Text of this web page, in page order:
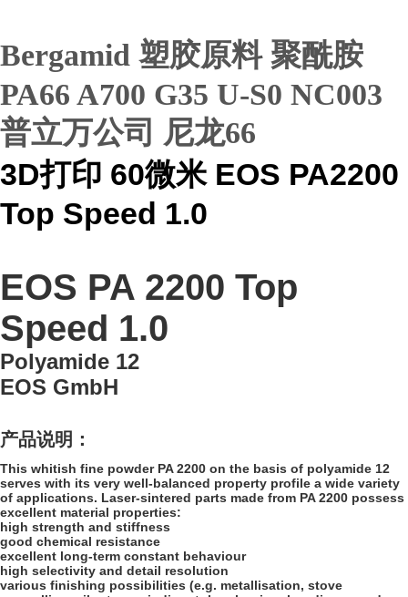
Bergamid 塑胶原料 聚酰胺
PA66 A700 G35 U-S0 NC003
普立万公司 尼龙66
3D打印 60微米 EOS PA2200
Top Speed 1.0
EOS PA 2200 Top
Speed 1.0
Polyamide 12
EOS GmbH
产品说明：
This whitish fine powder PA 2200 on the basis of polyamide 12
serves with its very well-balanced property profile a wide variety
of applications. Laser-sintered parts made from PA 2200 possess
excellent material properties:
high strength and stiffness
good chemical resistance
excellent long-term constant behaviour
high selectivity and detail resolution
various finishing possibilities (e.g. metallisation, stove